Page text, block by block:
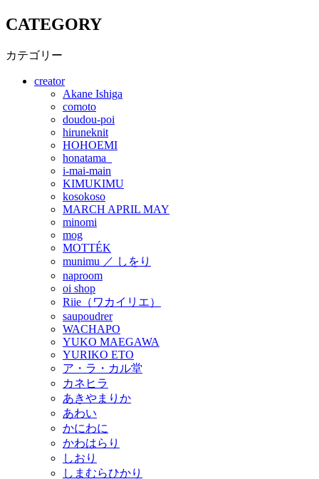
CATEGORY
カテゴリー
creator
Akane Ishiga
comoto
doudou-poi
hiruneknit
HOHOEMI
honatama_
i-mai-main
KIMUKIMU
kosokoso
MARCH APRIL MAY
minomi
mog
MOTTÉK
munimu ／ しをり
naproom
oi shop
Riie（ワカイリエ）
saupoudrer
WACHAPO
YUKO MAEGAWA
YURIKO ETO
ア・ラ・カル堂
カネヒラ
あきやまりか
あわい
かにわに
かわはらり
しおり
しまむらひかり